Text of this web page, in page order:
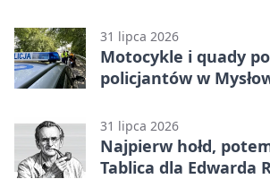
31 lipca 2026
Motocykle i quady
policjantów w
31 lipca 2026
Najpierw hołd,
Tablica dla Edwarda